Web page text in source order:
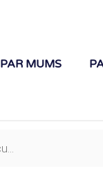
PAR MUMS